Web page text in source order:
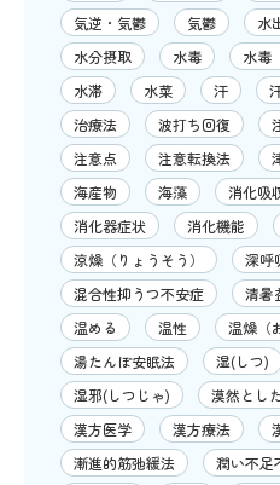
気逆・気鬱
気鬱 水
水分摂取
水毒 水毒
水滞
水菜 汗
治療法
波打ち回復
注意点
注意転換法
海産物
海藻 消化吸
消化器症状
消化機能
涼燥（りょうそう）
深呼
混合性抑うつ不安症
清暑
温める
温性 温燥（
湯たんぽ安眠法
湿(しつ)
湿邪(しつじゃ)
漠然とし
漢方医学
漢方療法
漸進的筋弛緩法
潤い不足